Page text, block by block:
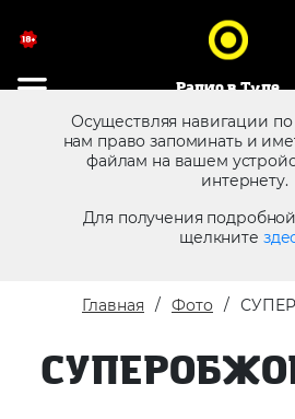
Радио в Туле
Осуществляя навигации по
нам право запоминать и
файлам на вашем
интернету.
Для получения
щелкните
8 (4872) 250 470
Главная Фото